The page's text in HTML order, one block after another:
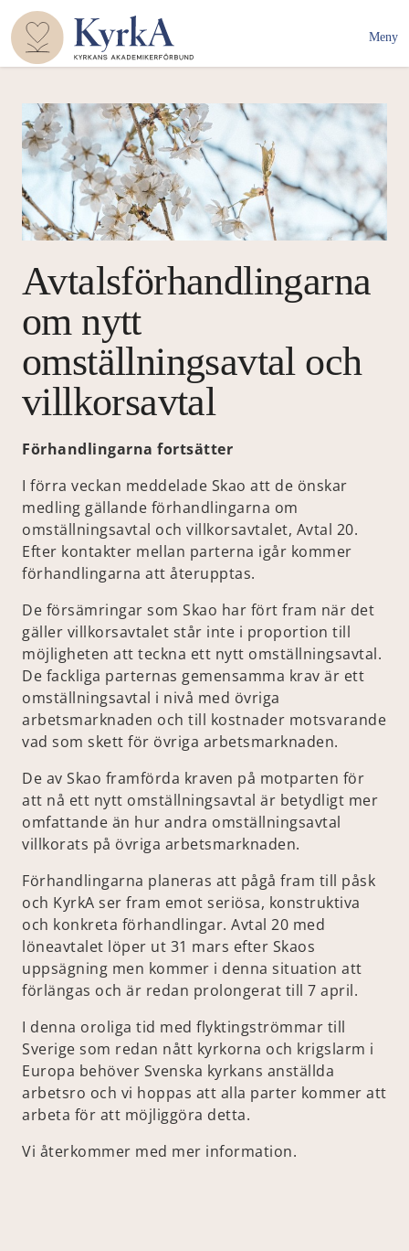
Meny
Avtalsförhandlingarna
om nytt
omställningsavtal och
villkorsavtal
Förhandlingarna fortsätter
I förra veckan meddelade Skao att de önskar
medling gällande förhandlingarna om
omställningsavtal och villkorsavtalet, Avtal 20.
Efter kontakter mellan parterna igår kommer
förhandlingarna att återupptas.
De försämringar som Skao har fört fram när det
gäller villkorsavtalet står inte i proportion till
möjligheten att teckna ett nytt omställningsavtal.
De fackliga parternas gemensamma krav är ett
omställningsavtal i nivå med övriga
arbetsmarknaden och till kostnader motsvarande
vad som skett för övriga arbetsmarknaden.
De av Skao framförda kraven på motparten för
att nå ett nytt omställningsavtal är betydligt mer
omfattande än hur andra omställningsavtal
villkorats på övriga arbetsmarknaden.
Förhandlingarna planeras att pågå fram till påsk
och KyrkA ser fram emot seriösa, konstruktiva
och konkreta förhandlingar. Avtal 20 med
löneavtalet löper ut 31 mars efter Skaos
uppsägning men kommer i denna situation att
förlängas och är redan prolongerat till 7 april.
I denna oroliga tid med flyktingströmmar till
Sverige som redan nått kyrkorna och krigslarm i
Europa behöver Svenska kyrkans anställda
arbetsro och vi hoppas att alla parter kommer att
arbeta för att möjliggöra detta.
Vi återkommer med mer information.